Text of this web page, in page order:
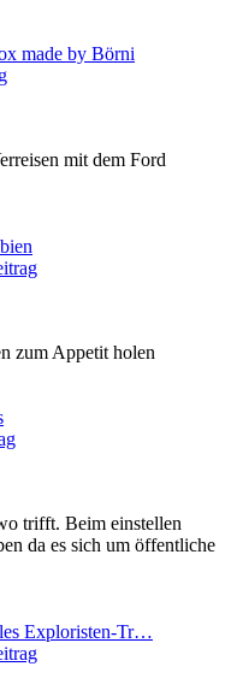
made by Börni
mit dem Ford
zum Appetit holen
trifft. Beim einstellen
da es sich um öffentliche
Exploristen-Tr…